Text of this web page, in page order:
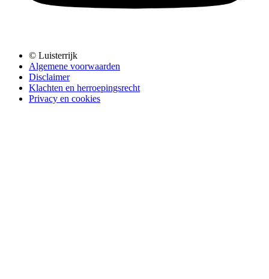
© Luisterrijk
Algemene voorwaarden
Disclaimer
Klachten en herroepingsrecht
Privacy en cookies